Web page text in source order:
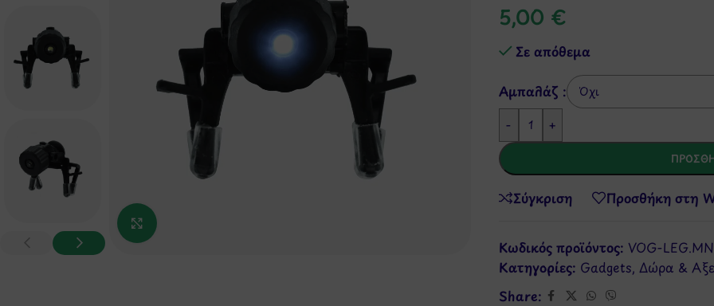
5,00 €
Σε απόθεμα
Αμπαλάζ :
-
+
Σύγκριση Προσθήκη στη
Κωδικός προϊόντος: VOG-
Κατηγορίες: Gadgets, Δώρα &
Share: